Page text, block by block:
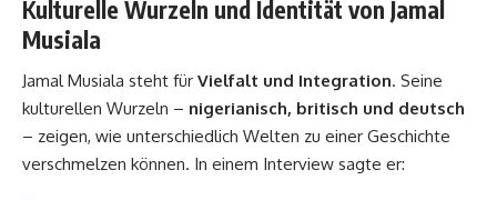
Kulturelle Wurzeln und Identität von Jamal
Musiala
Jamal Musiala steht für Vielfalt und Integration. Seine
kulturellen Wurzeln – nigerianisch, britisch und deutsch
– zeigen, wie unterschiedlich Welten zu einer Geschichte
verschmelzen können. In einem Interview sagte er: